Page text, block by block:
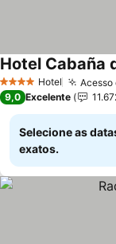
4 EstrelasHotel Acesso
Hotel Cabaña
9,0 Excelente
Selecione as
exatos.